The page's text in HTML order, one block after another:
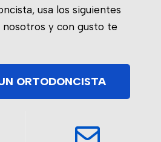
usa los siguientes
y con gusto te
ORTODONCISTA